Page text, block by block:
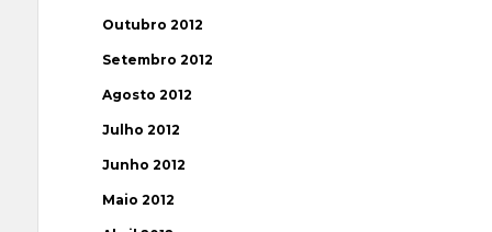
Outubro 2012
Setembro 2012
Agosto 2012
Julho 2012
Junho 2012
Maio 2012